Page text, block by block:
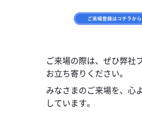
ご来場の際は、ぜひ弊社
お立ち寄りください。
みなさまのご来場を、心
しています。